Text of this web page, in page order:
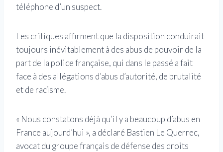
téléphone d’un suspect.
Les critiques affirment que la disposition conduirait
toujours inévitablement à des abus de pouvoir de la
part de la police française, qui dans le passé a fait
face à des allégations d’abus d’autorité, de brutalité
et de racisme.
« Nous constatons déjà qu’il y a beaucoup d’abus en
France aujourd’hui », a déclaré Bastien Le Querrec,
avocat du groupe français de défense des droits